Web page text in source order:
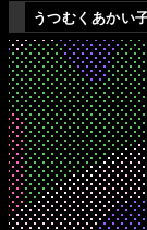
うつむくあかい